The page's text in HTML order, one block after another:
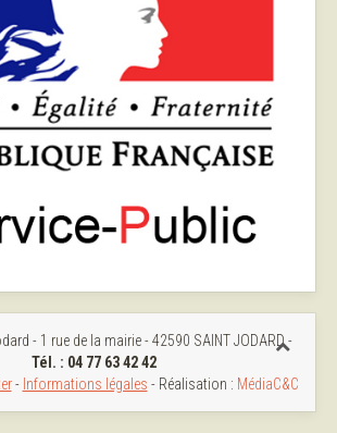
- 1 rue de la mairie - 42590 SAINT JODARD -
Tél. : 04 77 63 42 42
- Informations légales - Réalisation : MédiaC&C